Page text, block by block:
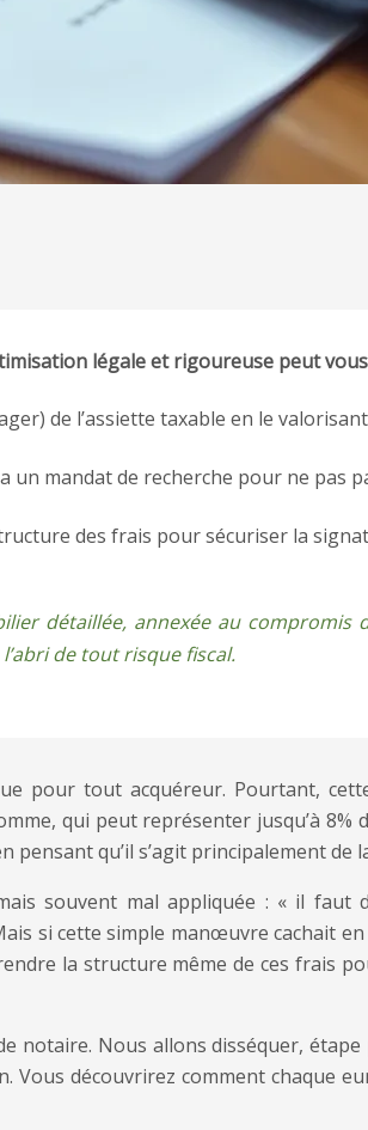
légale et rigoureuse peut
de l’assiette taxable en le
un mandat de recherche pour ne pas
des frais pour sécuriser la
détaillée, annexée au
de tout risque fiscal.
pour tout acquéreur. Pourtant,
qui peut représenter jusqu’à
pensant qu’il s’agit principalement de
souvent mal appliquée : « il
si cette simple manœuvre cachait
la structure même de ces
notaire. Nous allons disséquer,
découvrirez comment chaque